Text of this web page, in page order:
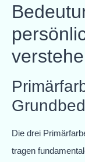
Die drei
tragen